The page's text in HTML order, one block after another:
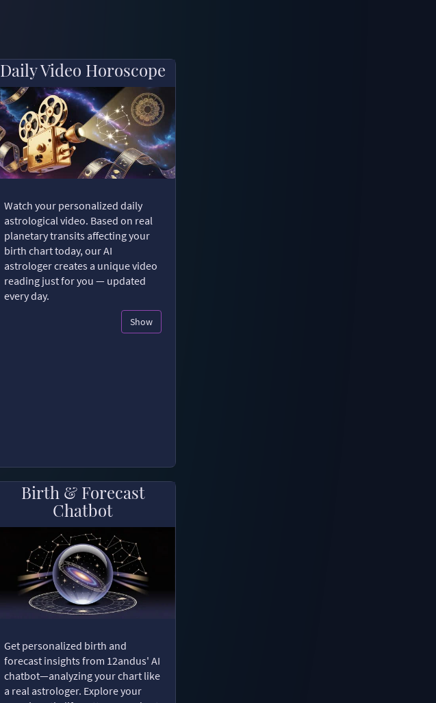
Daily Video Horoscope
Watch your personalized daily
astrological video. Based on real
planetary transits affecting your
birth chart today, our AI
astrologer creates a unique video
reading just for you — updated
every day.
Show
Birth & Forecast
Chatbot
Get personalized birth and
forecast insights from 12andus' AI
chatbot—analyzing your chart like
a real astrologer. Explore your